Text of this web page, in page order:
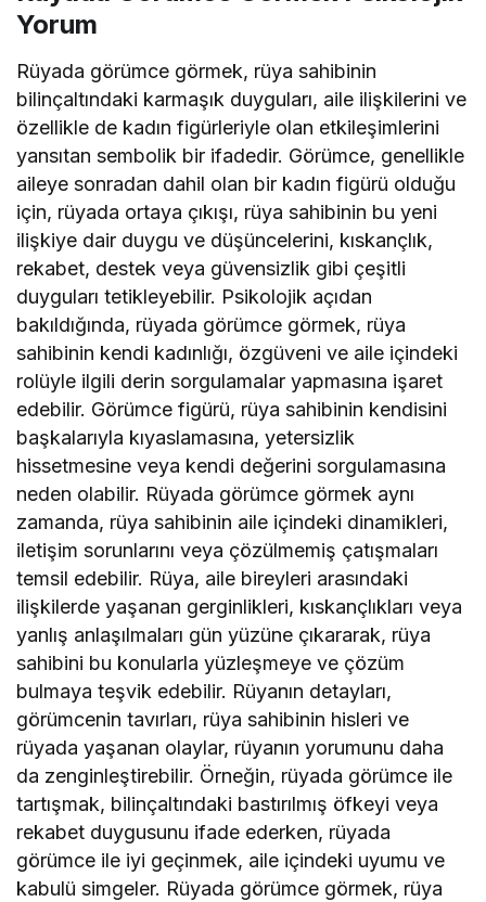
Yorum
Rüyada görümce görmek, rüya sahibinin
bilinçaltındaki karmaşık duyguları, aile ilişkilerini ve
özellikle de kadın figürleriyle olan etkileşimlerini
yansıtan sembolik bir ifadedir. Görümce, genellikle
aileye sonradan dahil olan bir kadın figürü olduğu
için, rüyada ortaya çıkışı, rüya sahibinin bu yeni
ilişkiye dair duygu ve düşüncelerini, kıskançlık,
rekabet, destek veya güvensizlik gibi çeşitli
duyguları tetikleyebilir. Psikolojik açıdan
bakıldığında, rüyada görümce görmek, rüya
sahibinin kendi kadınlığı, özgüveni ve aile içindeki
rolüyle ilgili derin sorgulamalar yapmasına işaret
edebilir. Görümce figürü, rüya sahibinin kendisini
başkalarıyla kıyaslamasına, yetersizlik
hissetmesine veya kendi değerini sorgulamasına
neden olabilir. Rüyada görümce görmek aynı
zamanda, rüya sahibinin aile içindeki dinamikleri,
iletişim sorunlarını veya çözülmemiş çatışmaları
temsil edebilir. Rüya, aile bireyleri arasındaki
ilişkilerde yaşanan gerginlikleri, kıskançlıkları veya
yanlış anlaşılmaları gün yüzüne çıkararak, rüya
sahibini bu konularla yüzleşmeye ve çözüm
bulmaya teşvik edebilir. Rüyanın detayları,
görümcenin tavırları, rüya sahibinin hisleri ve
rüyada yaşanan olaylar, rüyanın yorumunu daha
da zenginleştirebilir. Örneğin, rüyada görümce ile
tartışmak, bilinçaltındaki bastırılmış öfkeyi veya
rekabet duygusunu ifade ederken, rüyada
görümce ile iyi geçinmek, aile içindeki uyumu ve
kabulü simgeler. Rüyada görümce görmek, rüya